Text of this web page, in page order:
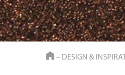
HOME
– DESIGN &